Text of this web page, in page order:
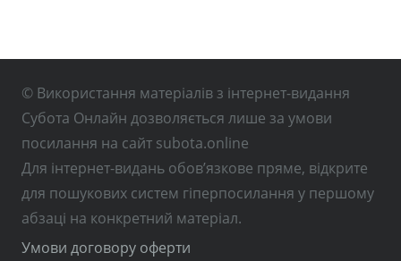
© Використання матеріалів з інтернет-видання
Субота Онлайн дозволяється лише за умови
посилання на сайт subota.online
Для інтернет-видань обов’язкове пряме, відкрите
для пошукових систем гіперпосилання у першому
абзаці на конкретний матеріал.
Умови договору оферти